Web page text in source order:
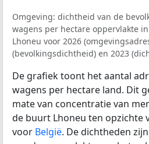
Omgeving: dichtheid van de
wagens per hectare oppervlakte
Lhoneu voor 2026
(bevolkingsdichtheid) en 2023
De grafiek toont het aantal
wagens per hectare land. Dit
mate van concentratie van
de buurt Lhoneu ten opzichte
voor België. De dichtheden